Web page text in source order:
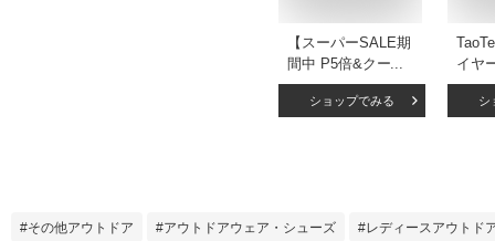
【スーパーSALE期
間中 P5倍&クーポ
ン配布】テスラ ジ
ップシャツ 長袖 レ
ア ゴルフ ランニン
ショップでみる
イヤ
ク シ
ード
シ
その他アウトドア アウトドアウェア・シューズ レディースアウトド